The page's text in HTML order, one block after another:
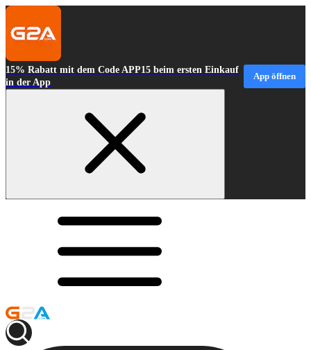
15% Rabatt mit dem Code APP15 beim ersten Einkauf
in der App
App öffnen